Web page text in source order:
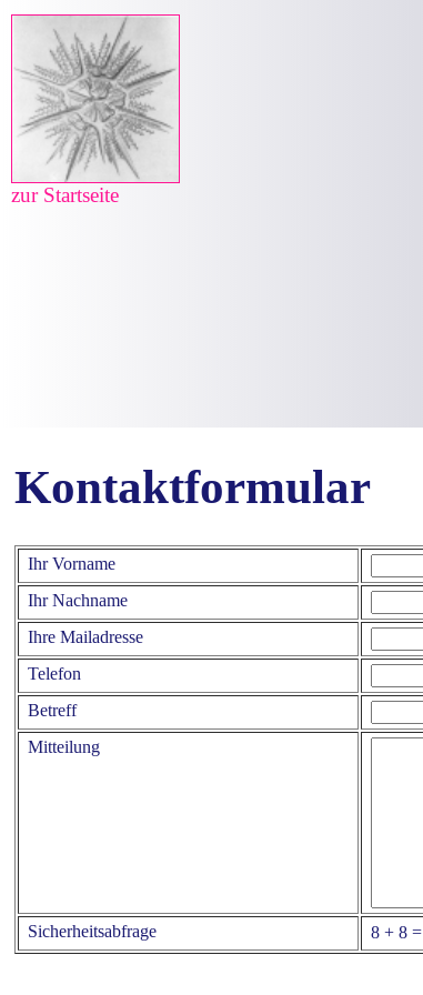
zur Startseite
Kontaktformular
Ihr Vorname
Ihr Nachname
Ihre Mailadresse
Telefon
Betreff
Mitteilung
Sicherheitsabfrage 8 + 8 =